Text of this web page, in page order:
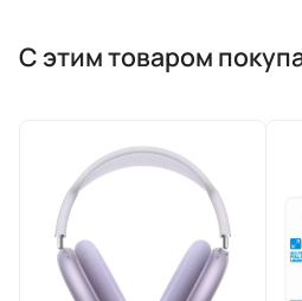
С этим товаром